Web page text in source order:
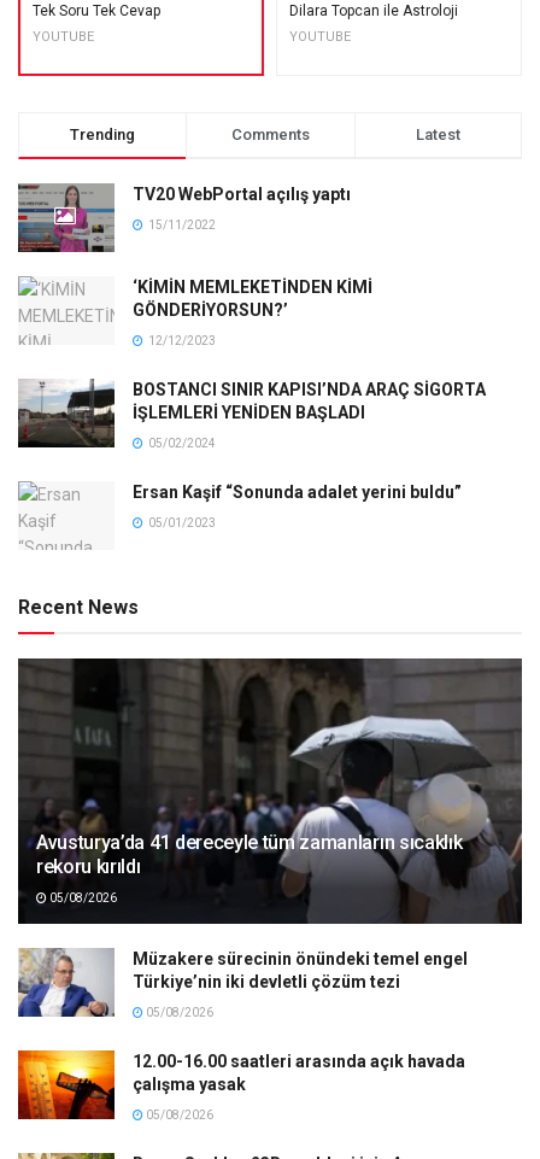
Tek Soru Tek Cevap
YOUTUBE
Dilara Topcan ile Astroloji
YOUTUBE
Trending Comments Latest
TV20 WebPortal açılış yaptı
15/11/2022
‘KİMİN MEMLEKETİNDEN KİMİ
GÖNDERİYORSUN?’
12/12/2023
BOSTANCI SINIR KAPISI’NDA ARAÇ SİGORTA
İŞLEMLERİ YENİDEN BAŞLADI
05/02/2024
Ersan Kaşif “Sonunda adalet yerini buldu”
05/01/2023
Recent News
Avusturya’da 41 dereceyle tüm zamanların sıcaklık
rekoru kırıldı
05/08/2026
Müzakere sürecinin önündeki temel engel
Türkiye’nin iki devletli çözüm tezi
05/08/2026
12.00-16.00 saatleri arasında açık havada
çalışma yasak
05/08/2026